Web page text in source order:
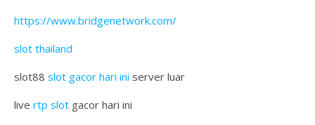
https://www.bridgenetwork.com/
slot thailand
slot88 slot gacor hari ini server luar
live rtp slot gacor hari ini